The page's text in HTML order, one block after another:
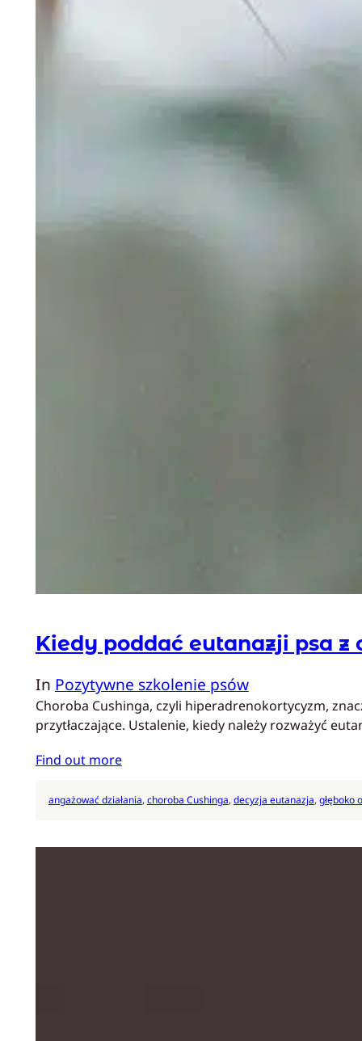
Kiedy poddać eutanazji psa z
In Pozytywne szkolenie psów
Choroba Cushinga, czyli hiperadrenokortycyzm,
przytłaczające. Ustalenie, kiedy należy rozważyć
Find out more
angażować działania, choroba Cushinga, decyzja eutanazja, głęboko